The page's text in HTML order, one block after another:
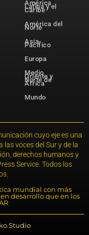
América
Latina y el
Caribe
América del
Norte
Asia-
Pacífico
Europa
Medio
Oriente y
Norte de
África
Mundo
cuyo eje es una
voces del Sur y de la
derechos humanos y
Service. Todos los
mundial con más
desarrollo que en los